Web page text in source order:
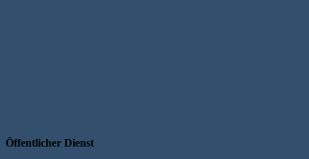
Öffentlicher Dienst